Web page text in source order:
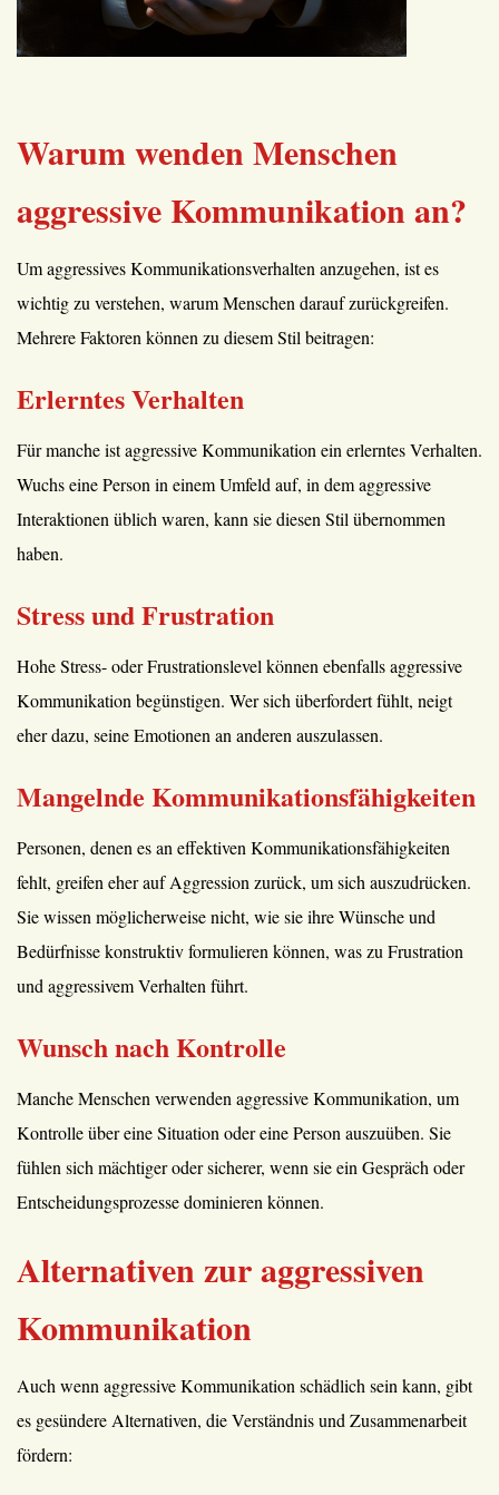
Warum wenden Menschen
aggressive Kommunikation an?
Um aggressives Kommunikationsverhalten anzugehen, ist es
wichtig zu verstehen, warum Menschen darauf zurückgreifen.
Mehrere Faktoren können zu diesem Stil beitragen:
Erlerntes Verhalten
Für manche ist aggressive Kommunikation ein erlerntes Verhalten.
Wuchs eine Person in einem Umfeld auf, in dem aggressive
Interaktionen üblich waren, kann sie diesen Stil übernommen
haben.
Stress und Frustration
Hohe Stress- oder Frustrationslevel können ebenfalls aggressive
Kommunikation begünstigen. Wer sich überfordert fühlt, neigt
eher dazu, seine Emotionen an anderen auszulassen.
Mangelnde Kommunikationsfähigkeiten
Personen, denen es an effektiven Kommunikationsfähigkeiten
fehlt, greifen eher auf Aggression zurück, um sich auszudrücken.
Sie wissen möglicherweise nicht, wie sie ihre Wünsche und
Bedürfnisse konstruktiv formulieren können, was zu Frustration
und aggressivem Verhalten führt.
Wunsch nach Kontrolle
Manche Menschen verwenden aggressive Kommunikation, um
Kontrolle über eine Situation oder eine Person auszuüben. Sie
fühlen sich mächtiger oder sicherer, wenn sie ein Gespräch oder
Entscheidungsprozesse dominieren können.
Alternativen zur aggressiven
Kommunikation
Auch wenn aggressive Kommunikation schädlich sein kann, gibt
es gesündere Alternativen, die Verständnis und Zusammenarbeit
fördern: